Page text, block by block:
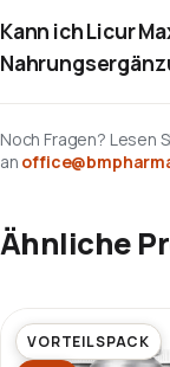
Kann ich Licur
Noch Fragen? Lesen
an
Ähnliche
VORTEILSPACK